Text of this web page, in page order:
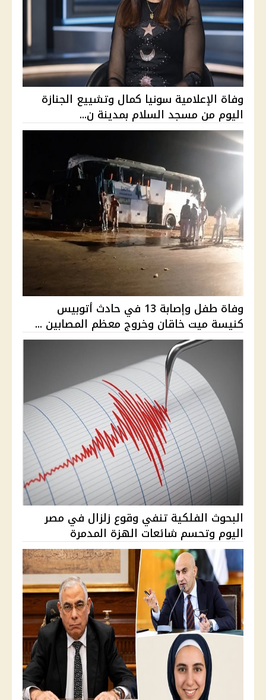
وفاة الإعلامية سونيا كمال وتشييع الجنازة
اليوم من مسجد السلام بمدينة ن...
وفاة طفل وإصابة 13 في حادث أتوبيس
كنيسة ميت خاقان وخروج معظم المصابين ...
البحوث الفلكية تنفي وقوع زلزال في مصر
اليوم وتحسم شائعات الهزة المدمرة